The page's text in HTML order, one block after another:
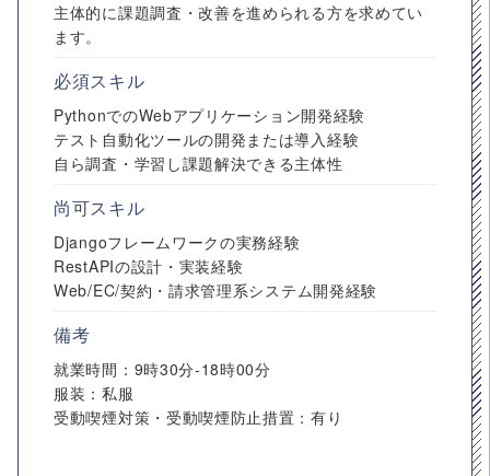
主体的に課題調査・改善を進められる方を求めてい
ます。
必須スキル
PythonでのWebアプリケーション開発経験
テスト自動化ツールの開発または導入経験
自ら調査・学習し課題解決できる主体性
尚可スキル
Djangoフレームワークの実務経験
RestAPIの設計・実装経験
Web/EC/契約・請求管理系システム開発経験
備考
就業時間：9時30分-18時00分
服装：私服
受動喫煙対策・受動喫煙防止措置：有り